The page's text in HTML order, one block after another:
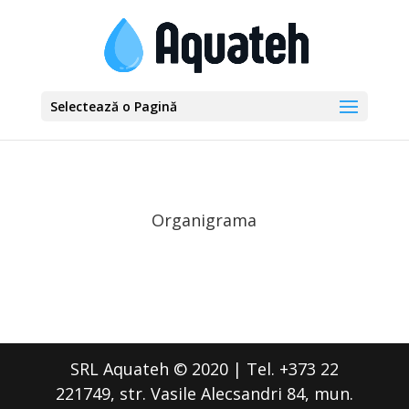
Selectează o Pagină
Organigrama
SRL Aquateh © 2020 | Tel. +373 22
221749, str. Vasile Alecsandri 84, mun.